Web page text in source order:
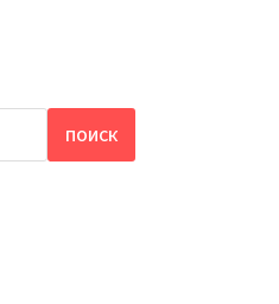
ПОИСК